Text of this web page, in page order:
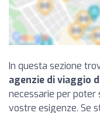
In questa sezione
agenzie di viaggio
necessarie per
vostre esigenze. Se